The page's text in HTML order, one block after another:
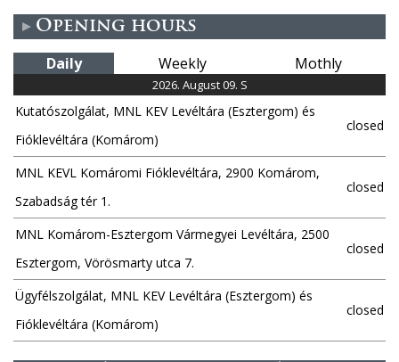
Opening hours
Daily Weekly Mothly
2026. August 09. S
Kutatószolgálat, MNL KEV Levéltára (Esztergom) és
Fióklevéltára (Komárom)
closed
MNL KEVL Komáromi Fióklevéltára, 2900 Komárom,
Szabadság tér 1.
closed
MNL Komárom-Esztergom Vármegyei Levéltára, 2500
Esztergom, Vörösmarty utca 7.
closed
Ügyfélszolgálat, MNL KEV Levéltára (Esztergom) és
Fióklevéltára (Komárom)
closed